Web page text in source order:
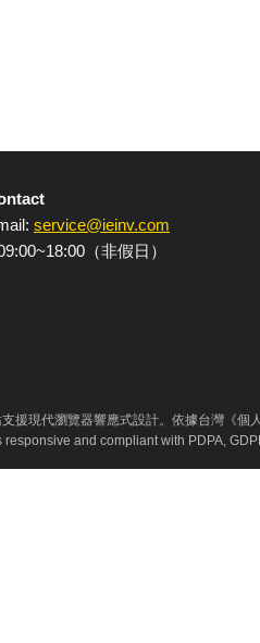
service@ieinv.com
（非假日）
援現代瀏覽器響應式設計。依據台灣《個
responsive and compliant with PDPA,